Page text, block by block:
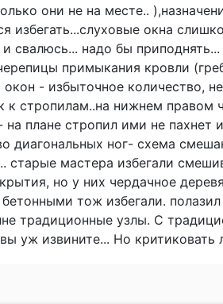
они не на месте..
избегать...слуховые окна
и свалюсь... надо бы
примыкания кровли
окон - избыточное количество,
к стропилам..на нижнем правом
плане стропил ими не пахнет
диагональных ног- схема
старые мастера избегали
но у них чердачное
бетонными тож избегали.
традиционные узлы. С
уж извините... Но критиковать